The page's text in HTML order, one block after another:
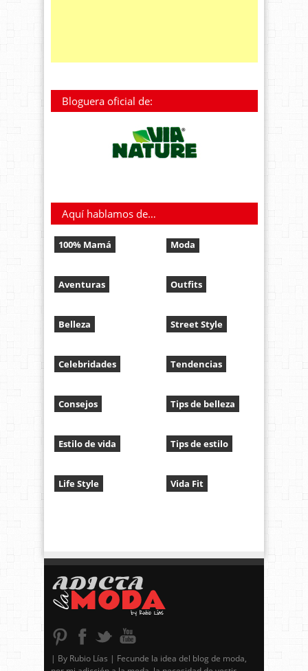
Bloguera oficial de:
Aquí hablamos de…
100% Mamá
Aventuras
Belleza
Celebridades
Consejos
Estilo de vida
Life Style
Moda
Outfits
Street Style
Tendencias
Tips de belleza
Tips de estilo
Vida Fit
| By Rubio Lías | Fecunde la idea del blog de moda,